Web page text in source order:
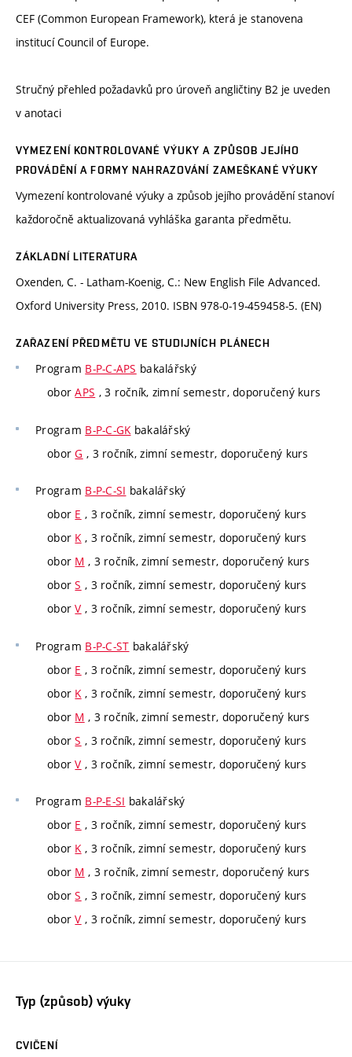
CEF (Common European Framework), která je stanovena
institucí Council of Europe.
Stručný přehled požadavků pro úroveň angličtiny B2 je uveden
v anotaci
VYMEZENÍ KONTROLOVANÉ VÝUKY A ZPŮSOB JEJÍHO
PROVÁDĚNÍ A FORMY NAHRAZOVÁNÍ ZAMEŠKANÉ VÝUKY
Vymezení kontrolované výuky a způsob jejího provádění stanoví
každoročně aktualizovaná vyhláška garanta předmětu.
ZÁKLADNÍ LITERATURA
Oxenden, C. - Latham-Koenig, C.: New English File Advanced.
Oxford University Press, 2010. ISBN 978-0-19-459458-5. (EN)
ZAŘAZENÍ PŘEDMĚTU VE STUDIJNÍCH PLÁNECH
Program B-P-C-APS bakalářský
oborAPS , 3 ročník, zimní semestr, doporučený kurs
Program B-P-C-GK bakalářský
oborG , 3 ročník, zimní semestr, doporučený kurs
Program B-P-C-SI bakalářský
obor E , 3 ročník, zimní semestr, doporučený kurs
obor K, 3 ročník, zimní semestr, doporučený kurs
obor M , 3 ročník, zimní semestr, doporučený kurs
oborS , 3 ročník, zimní semestr, doporučený kurs
oborV , 3 ročník, zimní semestr, doporučený kurs
Program B-P-C-ST bakalářský
obor E , 3 ročník, zimní semestr, doporučený kurs
obor K , 3 ročník, zimní semestr, doporučený kurs
obor M , 3 ročník, zimní semestr, doporučený kurs
oborS , 3 ročník, zimní semestr, doporučený kurs
oborV , 3 ročník, zimní semestr, doporučený kurs
Program B-P-E-SI bakalářský
obor E , 3 ročník, zimní semestr, doporučený kurs
obor K, 3 ročník, zimní semestr, doporučený kurs
obor M , 3 ročník, zimní semestr, doporučený kurs
oborS , 3 ročník, zimní semestr, doporučený kurs
oborV , 3 ročník, zimní semestr, doporučený kurs
Typ (způsob) výuky
CVIČENÍ